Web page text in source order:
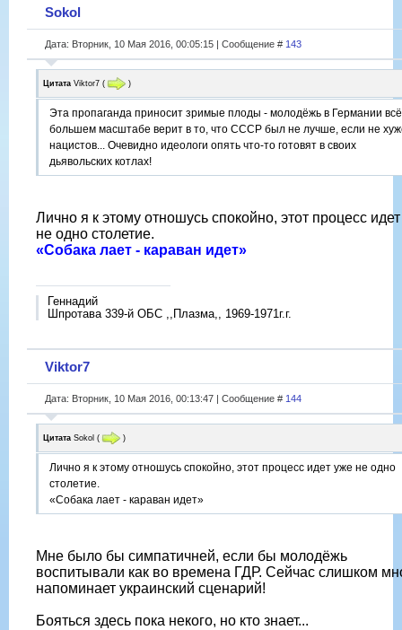
Sokol
Дата: Вторник, 10 Мая 2016, 00:05:15 | Сообщение # 143
Цитата Viktor7 ( )
Эта пропаганда приносит зримые плоды - молодёжь в Германии
большем масштабе верит в то, что СССР был не лучше, если не
нацистов... Очевидно идеологи опять что-то готовят в своих
дьявольских котлах!
Лично я к этому отношусь спокойно, этот процесс
не одно столетие.
«Собака лает - караван идет»
Геннадий
Шпротава 339-й ОБС ,,Плазма,, 1969-1971г.г.
Viktor7
Дата: Вторник, 10 Мая 2016, 00:13:47 | Сообщение # 144
Цитата Sokol ( )
Лично я к этому отношусь спокойно, этот процесс идет уже не одно
столетие.
«Собака лает - караван идет»
Мне было бы симпатичней, если бы молодёжь
воспитывали как во времена ГДР. Сейчас слишком
напоминает украинский сценарий!
Бояться здесь пока некого, но кто знает...